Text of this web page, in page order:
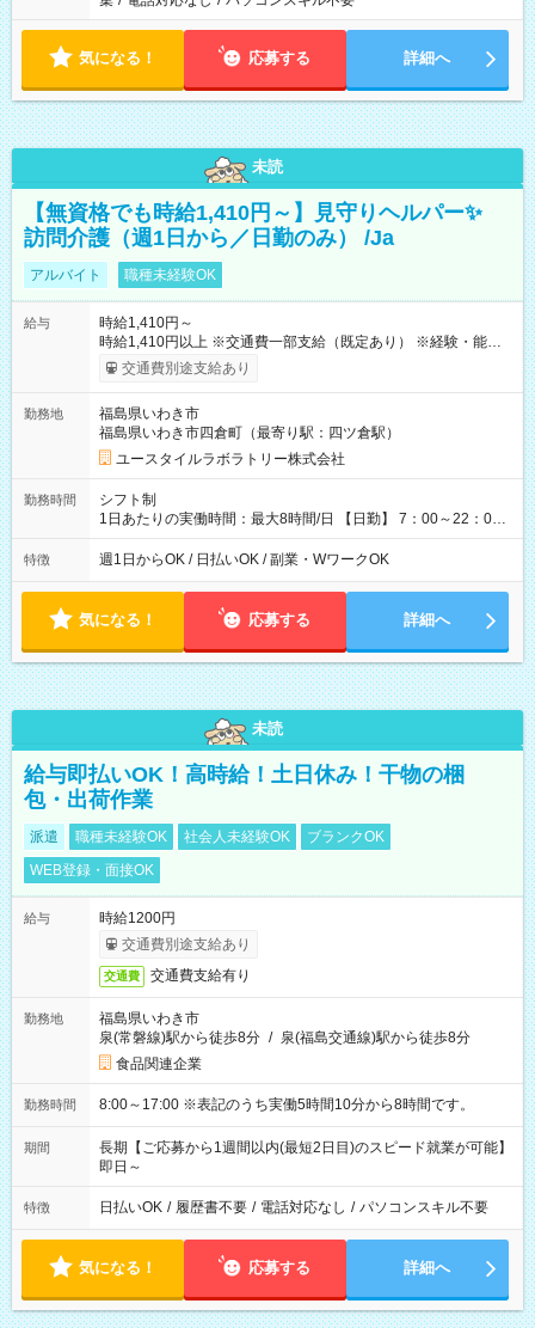
気になる！ 応募する 詳細へ
未読
【無資格でも時給1,410円～】見守りヘルパー✨
訪問介護（週1日から／日勤のみ） /Ja
アルバイト 職種未経験OK
給与
時給1,410円～
時給1,410円以上 ※交通費一部支給（既定あり） ※経験・能力を
考慮して決定します 【収入例】 週1回勤務の場合：1,410円×8時
間×4回=4万5,120円 週3回勤務の場合：1,410円×8時間×12回
5,600円 【試用期間】試用期間あり 試用期間の長さ：2ヶ月
※ 雇用形態と給与に、本採用時と異なる部分があります。 雇用
形態：本採用時と同じです。 給与：時給 1,040円以上
交通費別途支給あり
勤務地
福島県いわき市
福島県いわき市四倉町（最寄り駅：四ツ倉駅）
ユースタイルラボラトリー株式会社
勤務時間
シフト制
1日あたりの実働時間：最大8時間/日 【日勤】 7：00～22：00
の間で8時間勤務（休憩時間は法定通り） ※週1日～OK ／ 夜勤
なし ＊＊ 勤務時間例 ＊＊ ■8時から17時 ■9時から18時 ■10
定（毎週同じ曜日勤務）
特徴 週1日からOK / 日払いOK / 副業・WワークOK
気になる！ 応募する 詳細へ
未読
給与即払いOK！高時給！土日休み！干物の梱
包・出荷作業
派遣 職種未経験OK 社会人未経験OK
ブランクOK
WEB登録・面接OK
給与
時給1200円
交通費別途支給あり
交通費 交通費支給有り
勤務地
福島県いわき市
泉(常磐線)駅から徒歩8分 / 泉(福島交通線)駅から徒歩8分
食品関連企業
勤務時間 8:00～17:00 ※表記のうち実働5時間10分から8時間です。
期間
長期【ご応募から1週間以内(最短2日目)のスピード就業が可能】
即日～
特徴 日払いOK / 履歴書不要 / 電話対応なし / パソコンスキル不要
気になる！ 応募する 詳細へ